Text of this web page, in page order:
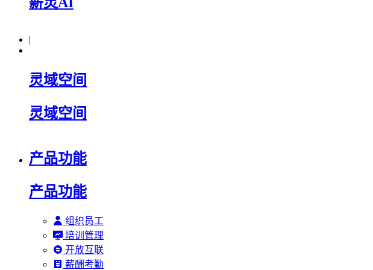
|
灵域空间
灵域空间
产品功能
产品功能
组织员工
培训管理
开放互联
薪酬考勤